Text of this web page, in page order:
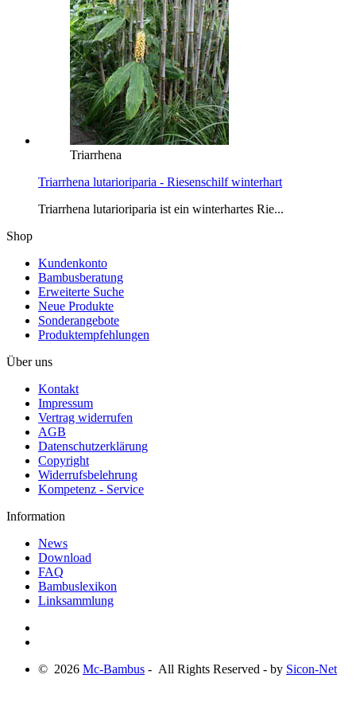
Triarrhena
Triarrhena lutarioriparia - Riesenschilf winterhart
Triarrhena lutarioriparia ist ein winterhartes Rie...
Shop
Kundenkonto
Bambusberatung
Erweiterte Suche
Neue Produkte
Sonderangebote
Produktempfehlungen
Über uns
Kontakt
Impressum
Vertrag widerrufen
AGB
Datenschutzerklärung
Copyright
Widerrufsbelehrung
Kompetenz - Service
Information
News
Download
FAQ
Bambuslexikon
Linksammlung
© 2026 Mc-Bambus - All Rights Reserved - by Sicon-Net